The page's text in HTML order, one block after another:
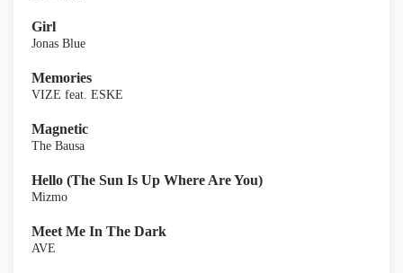
Girl
Jonas Blue
Memories
VIZE feat. ESKE
Magnetic
The Bausa
Hello (The Sun Is Up Where Are You)
Mizmo
Meet Me In The Dark
AVE